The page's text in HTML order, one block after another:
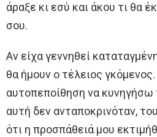
άραξε κι εσύ και άκου τι θα
σου.
Αν είχα γεννηθεί
θα ήμουν ο τέλειος
αυτοπεποίθηση να κυνηγήσω
αυτή δεν ανταποκρινόταν,
ότι η προσπάθειά μου